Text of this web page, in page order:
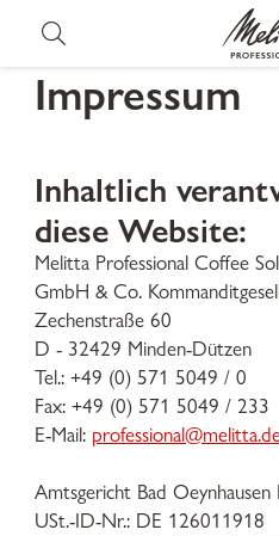
Impressum
Inhaltlich
diese Website:
Melitta Professional Coffee
GmbH & Co.
Zechenstraße 60
D - 32429 Minden-Dützen
Tel.: +49 (0) 571 5049 / 0
Fax: +49 (0) 571 5049 / 233
E-Mail:
Amtsgericht Bad
USt.-ID-Nr.: DE 126011918